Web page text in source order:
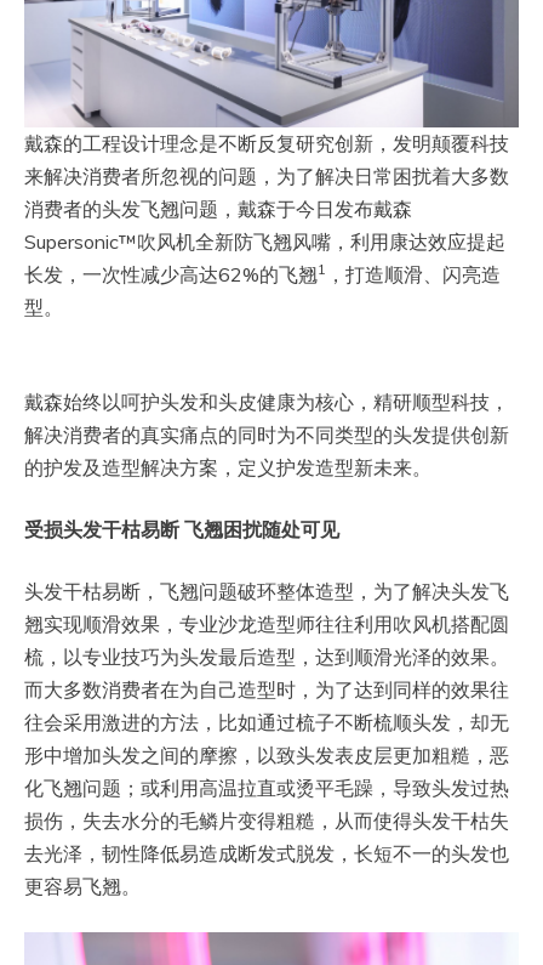
戴森的工程设计理念是不断反复研究创新，发明颠覆科技
来解决消费者所忽视的问题，为了解决日常困扰着大多数
消费者的头发飞翘问题，戴森于今日发布戴森
Supersonic™吹风机全新防飞翘风嘴，利用康达效应提起
长发，一次性减少高达62%的飞翘1
，打造顺滑、闪亮造
型。
戴森始终以呵护头发和头皮健康为核心，精研顺型科技，
解决消费者的真实痛点的同时为不同类型的头发提供创新
的护发及造型解决方案，定义护发造型新未来。
受损头发干枯易断 飞翘困扰随处可见
头发干枯易断，飞翘问题破环整体造型，为了解决头发飞
翘实现顺滑效果，专业沙龙造型师往往利用吹风机搭配圆
梳，以专业技巧为头发最后造型，达到顺滑光泽的效果。
而大多数消费者在为自己造型时，为了达到同样的效果往
往会采用激进的方法，比如通过梳子不断梳顺头发，却无
形中增加头发之间的摩擦，以致头发表皮层更加粗糙，恶
化飞翘问题；或利用高温拉直或烫平毛躁，导致头发过热
损伤，失去水分的毛鳞片变得粗糙，从而使得头发干枯失
去光泽，韧性降低易造成断发式脱发，长短不一的头发也
更容易飞翘。